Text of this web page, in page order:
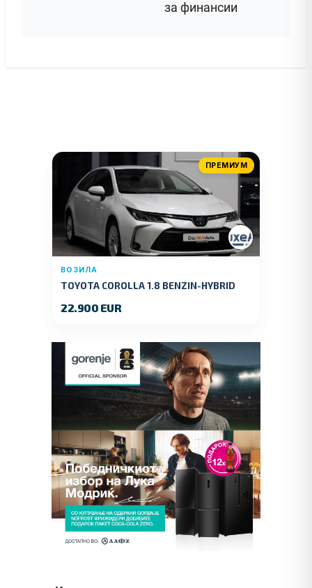
за финансии
ПРЕМИУМ
ВОЗИЛА
TOYOTA COROLLA 1.8 BENZIN-HYBRID
22.900 EUR